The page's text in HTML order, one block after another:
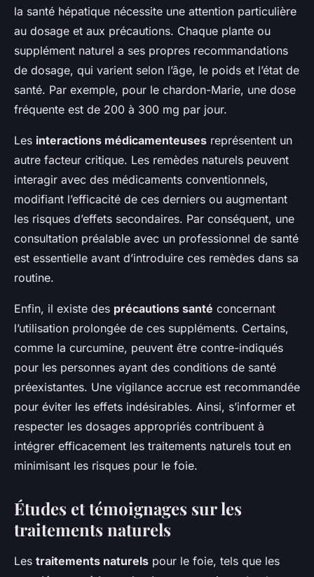
la santé hépatique nécessite une attention particulière
au dosage et aux précautions. Chaque plante ou
supplément naturel a ses propres recommandations
de dosage, qui varient selon l’âge, le poids et l’état de
santé. Par exemple, pour le chardon-Marie, une dose
fréquente est de 200 à 300 mg par jour.
Les interactions médicamenteuses représentent un
autre facteur critique. Les remèdes naturels peuvent
interagir avec des médicaments conventionnels,
modifiant l’efficacité de ces derniers ou augmentant
les risques d’effets secondaires. Par conséquent, une
consultation préalable avec un professionnel de santé
est essentielle avant d’introduire ces remèdes dans sa
routine.
Enfin, il existe des précautions santé concernant
l’utilisation prolongée de ces suppléments. Certains,
comme la curcumine, peuvent être contre-indiqués
pour les personnes ayant des conditions de santé
préexistantes. Une vigilance accrue est recommandée
pour éviter les effets indésirables. Ainsi, s’informer et
respecter les dosages appropriés contribuent à
intégrer efficacement les traitements naturels tout en
minimisant les risques pour le foie.
Études et témoignages sur les
traitements naturels
Les traitements naturels pour le foie, tels que les